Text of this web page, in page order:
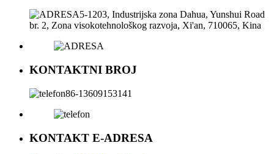
5-1203, Industrijska zona Dahua, Yunshui Road
br. 2, Zona visokotehnološkog razvoja, Xi'an, 710065, Kina
KONTAKTNI BROJ
86-13609153141
KONTAKT E-ADRESA